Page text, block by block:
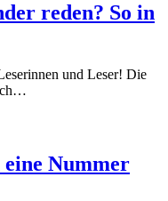
reden? So in
und Leser! Die
eine Nummer